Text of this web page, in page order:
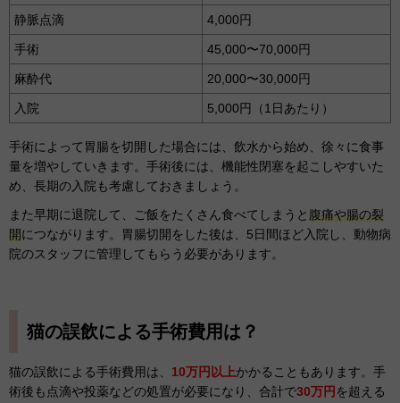
静脈点滴 4,000円
手術 45,000〜70,000円
麻酔代 20,000〜30,000円
入院 5,000円（1日あたり）
手術によって胃腸を切開した場合には、飲水から始め、徐々に食事
量を増やしていきます。手術後には、機能性閉塞を起こしやすいた
め、長期の入院も考慮しておきましょう。
また早期に退院して、ご飯をたくさん食べてしまうと腹痛や腸の裂
開につながります。胃腸切開をした後は、5日間ほど入院し、動物病
院のスタッフに管理してもらう必要があります。
猫の誤飲による手術費用は？
猫の誤飲による手術費用は、 10万円以上かかることもあります。手
術後も点滴や投薬などの処置が必要になり、合計で30万円 を超える